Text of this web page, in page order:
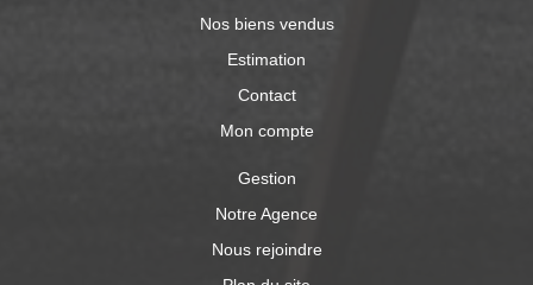
Nos biens vendus
Estimation
Contact
Mon compte
Gestion
Notre Agence
Nous rejoindre